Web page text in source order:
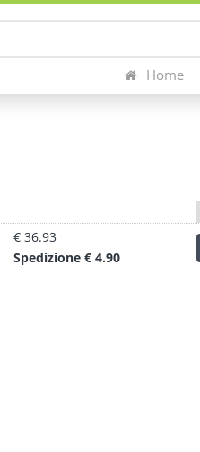
Home
€ 36.93
Spedizione € 4.90